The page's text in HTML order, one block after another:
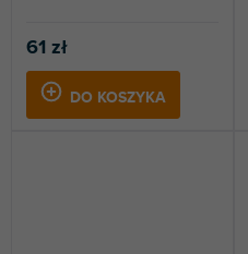
61 zł
DO KOSZYKA